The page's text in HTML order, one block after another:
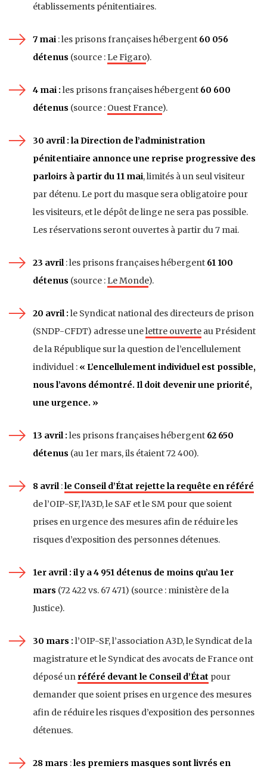
établissements pénitentiaires.
7 mai : les prisons françaises hébergent 60 056
détenus (source : Le Figaro).
4 mai : les prisons françaises hébergent 60 600
détenus (source : Ouest France).
30 avril : la Direction de l’administration
pénitentiaire annonce une reprise progressive des
parloirs à partir du 11 mai, limités à un seul visiteur
par détenu. Le port du masque sera obligatoire pour
les visiteurs, et le dépôt de linge ne sera pas possible.
Les réservations seront ouvertes à partir du 7 mai.
23 avril : les prisons françaises hébergent 61 100
détenus (source : Le Monde).
20 avril : le Syndicat national des directeurs de prison
(SNDP-CFDT) adresse unelettre ouverte au Président
de la République sur la question de l’encellulement
individuel : « L’encellulement individuel est possible,
nous l’avons démontré. Il doit devenir une priorité,
une urgence. »
13 avril : les prisons françaises hébergent 62 650
détenus (au 1er mars, ils étaient 72 400).
8 avril :le Conseil d’État rejette la requête en référé
de l’OIP-SF, l’A3D, le SAF et le SM pour que soient
prises en urgence des mesures afin de réduire les
risques d’exposition des personnes détenues.
1er avril : il y a 4 951 détenus de moins qu’au 1er
mars (72 422 vs. 67 471) (source : ministère de la
Justice).
30 mars : l’OIP-SF, l’association A3D, le Syndicat de la
magistrature et le Syndicat des avocats de France ont
déposé un référé devant le Conseil d’État pour
demander que soient prises en urgence des mesures
afin de réduire les risques d’exposition des personnes
détenues.
28 mars :les premiers masques sont livrés en